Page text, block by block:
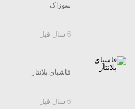
سوزاک
6 سال قبل
فاشیای پلانتار
6 سال قبل